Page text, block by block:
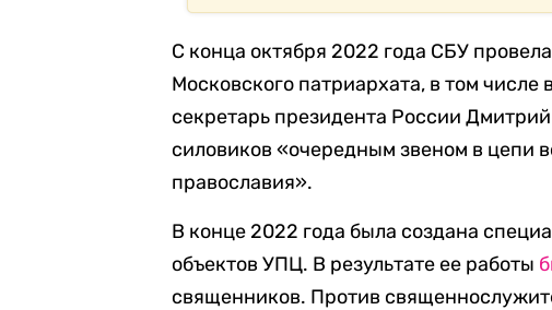
С конца октября 2022 года СБУ
Московского патриархата, в том
секретарь президента России
силовиков «очередным звеном в цепи
православия».
В конце 2022 года была создана
объектов УПЦ. В результате ее работы
священников. Против